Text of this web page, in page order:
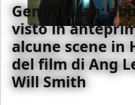
Gemini Man:
visto in
alcune scene in
del film di Ang
Will Smith